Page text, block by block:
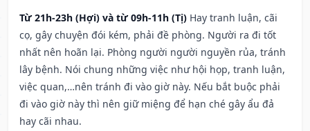
Từ 21h-23h (Hợi) và từ 09h-11h (Tị) Hay tranh luận, cãi
cọ, gây chuyện đói kém, phải đề phòng. Người ra đi tốt
nhất nên hoãn lại. Phòng người người nguyền rủa, tránh
lây bệnh. Nói chung những việc như hội họp, tranh luận,
việc quan,…nên tránh đi vào giờ này. Nếu bắt buộc phải
đi vào giờ này thì nên giữ miệng để hạn ché gây ẩu đả
hay cãi nhau.